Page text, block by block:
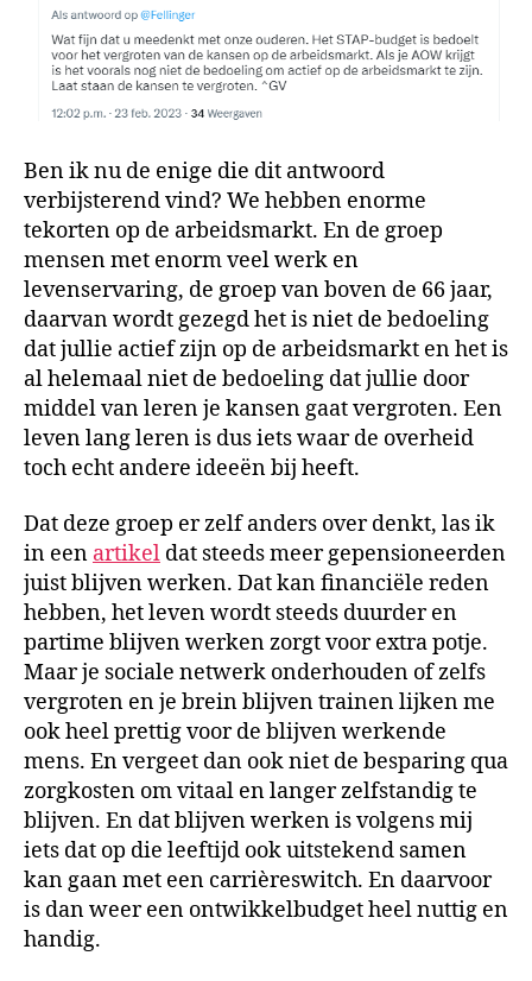
Ben ik nu de enige die dit antwoord
verbijsterend vind? We hebben enorme
tekorten op de arbeidsmarkt. En de groep
mensen met enorm veel werk en
levenservaring, de groep van boven de 66 jaar,
daarvan wordt gezegd het is niet de bedoeling
dat jullie actief zijn op de arbeidsmarkt en het is
al helemaal niet de bedoeling dat jullie door
middel van leren je kansen gaat vergroten. Een
leven lang leren is dus iets waar de overheid
toch echt andere ideeën bij heeft.
Dat deze groep er zelf anders over denkt, las ik
in een artikel dat steeds meer gepensioneerden
juist blijven werken. Dat kan financiële reden
hebben, het leven wordt steeds duurder en
partime blijven werken zorgt voor extra potje.
Maar je sociale netwerk onderhouden of zelfs
vergroten en je brein blijven trainen lijken me
ook heel prettig voor de blijven werkende
mens. En vergeet dan ook niet de besparing qua
zorgkosten om vitaal en langer zelfstandig te
blijven. En dat blijven werken is volgens mij
iets dat op die leeftijd ook uitstekend samen
kan gaan met een carrièreswitch. En daarvoor
is dan weer een ontwikkelbudget heel nuttig en
handig.